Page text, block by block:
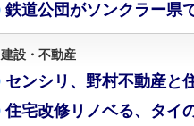
鉄道公団がソンクラー県
建設・不動産
センシリ、野村不動産と
住宅改修リノベる、タイ